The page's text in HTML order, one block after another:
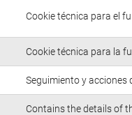
Cookie técnica para el
Cookie técnica para la
Seguimiento y acciones
Contains the details of